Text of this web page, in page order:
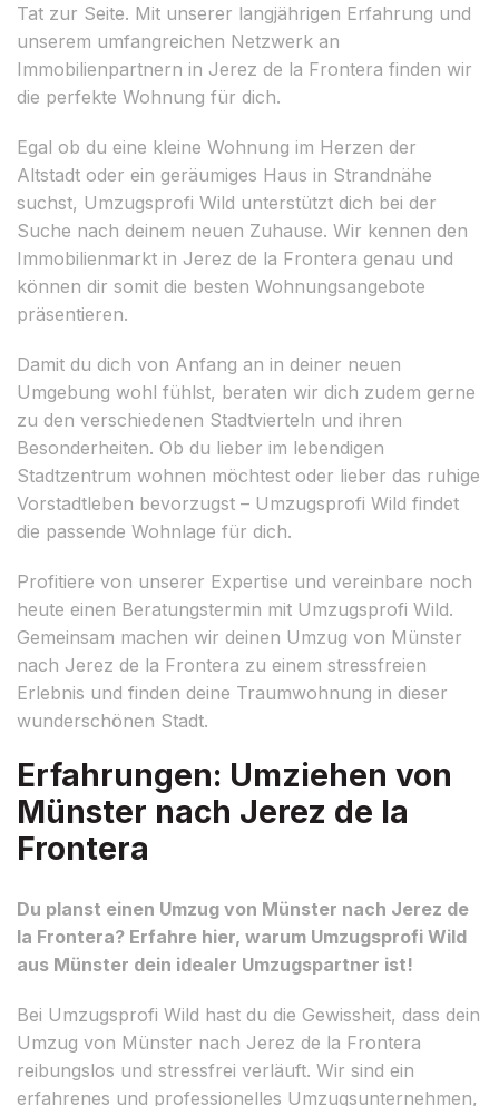
Tat zur Seite. Mit unserer langjährigen Erfahrung und
unserem umfangreichen Netzwerk an
Immobilienpartnern in Jerez de la Frontera finden wir
die perfekte Wohnung für dich.
Egal ob du eine kleine Wohnung im Herzen der
Altstadt oder ein geräumiges Haus in Strandnähe
suchst, Umzugsprofi Wild unterstützt dich bei der
Suche nach deinem neuen Zuhause. Wir kennen den
Immobilienmarkt in Jerez de la Frontera genau und
können dir somit die besten Wohnungsangebote
präsentieren.
Damit du dich von Anfang an in deiner neuen
Umgebung wohl fühlst, beraten wir dich zudem gerne
zu den verschiedenen Stadtvierteln und ihren
Besonderheiten. Ob du lieber im lebendigen
Stadtzentrum wohnen möchtest oder lieber das ruhige
Vorstadtleben bevorzugst – Umzugsprofi Wild findet
die passende Wohnlage für dich.
Profitiere von unserer Expertise und vereinbare noch
heute einen Beratungstermin mit Umzugsprofi Wild.
Gemeinsam machen wir deinen Umzug von Münster
nach Jerez de la Frontera zu einem stressfreien
Erlebnis und finden deine Traumwohnung in dieser
wunderschönen Stadt.
Erfahrungen: Umziehen von
Münster nach Jerez de la
Frontera
Du planst einen Umzug von Münster nach Jerez de
la Frontera? Erfahre hier, warum Umzugsprofi Wild
aus Münster dein idealer Umzugspartner ist!
Bei Umzugsprofi Wild hast du die Gewissheit, dass dein
Umzug von Münster nach Jerez de la Frontera
reibungslos und stressfrei verläuft. Wir sind ein
erfahrenes und professionelles Umzugsunternehmen,